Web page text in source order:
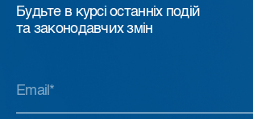
Будьте в курсі останніх подій
та законодавчих змін